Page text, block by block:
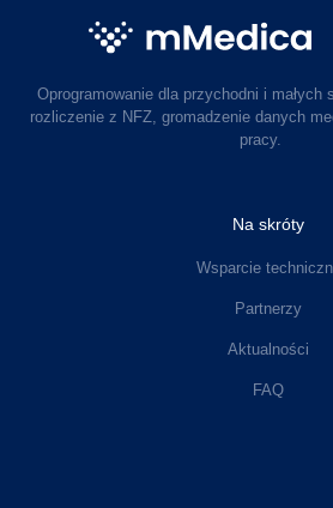
Oprogramowanie dla przychodni i małych
rozliczenie z NFZ, gromadzenie danych
pracy.
Na skróty
Wsparcie
Partnerzy
Aktualności
FAQ